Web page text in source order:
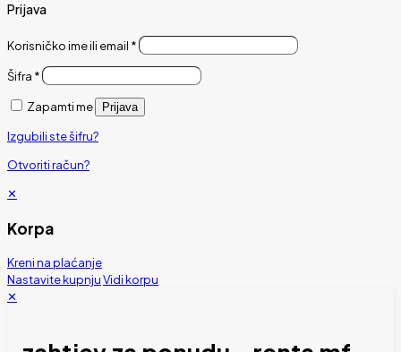
Prijava
Korisničko ime ili email *
Šifra *
Zapamti me Prijava
Izgubili ste šifru?
Otvoriti račun?
✕
Korpa
Kreni na plaćanje
Nastavite kupnjuVidi korpu
✕